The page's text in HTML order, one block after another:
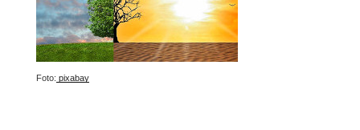
Foto: pixabay